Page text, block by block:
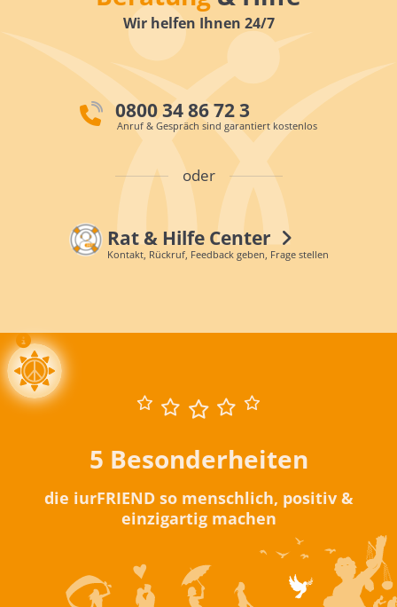
Wir helfen Ihnen 24/7
0800 34 86 72 3
Anruf & Gespräch sind garantiert kostenlos
oder
Rat & Hilfe Center
Kontakt, Rückruf, Feedback geben, Frage stellen
5 Besonderheiten
die iurFRIEND so menschlich, positiv &
einzigartig machen